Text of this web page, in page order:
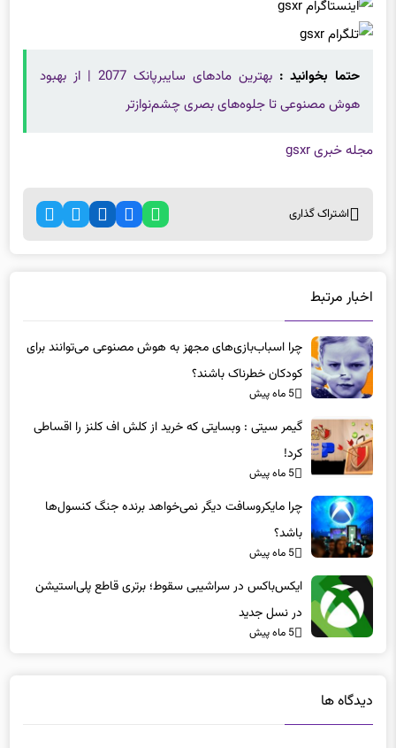
حتما بخوانید :
بهترین مادهای سایبرپانک 2077 | از بهبود
هوش مصنوعی تا جلوه‌های بصری چشم‌نوازتر
مجله خبری gsxr
اشتراک گذاری
اخبار مرتبط
چرا اسباب‌بازی‌های مجهز به هوش مصنوعی می‌توانند برای
کودکان خطرناک باشند؟
5 ماه پیش
گیمر سیتی : وبسایتی که خرید از کلش اف کلنز را اقساطی
کرد!
5 ماه پیش
چرا مایکروسافت دیگر نمی‌خواهد برنده جنگ کنسول‌ها
باشد؟
5 ماه پیش
ایکس‌باکس در سراشیبی سقوط؛ برتری قاطع پلی‌استیشن
در نسل جدید
5 ماه پیش
دیدگاه ها